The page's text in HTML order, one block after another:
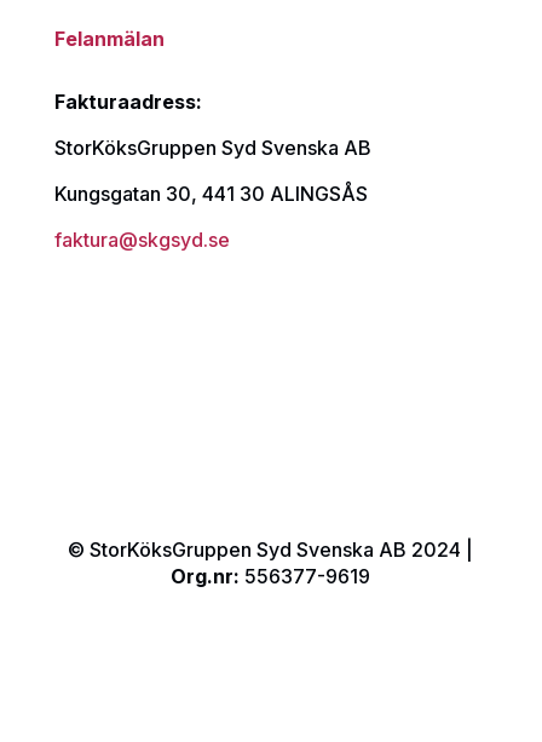
Felanmälan
Fakturaadress:
StorKöksGruppen Syd Svenska AB
Kungsgatan 30, 441 30 ALINGSÅS
faktura@skgsyd.se
© StorKöksGruppen Syd Svenska AB 2024 |
Org.nr: 556377-9619